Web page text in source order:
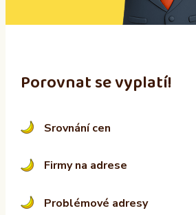
:
Porovnat se vyplatí!
Srovnání cen
Firmy na adrese
Problémové adresy